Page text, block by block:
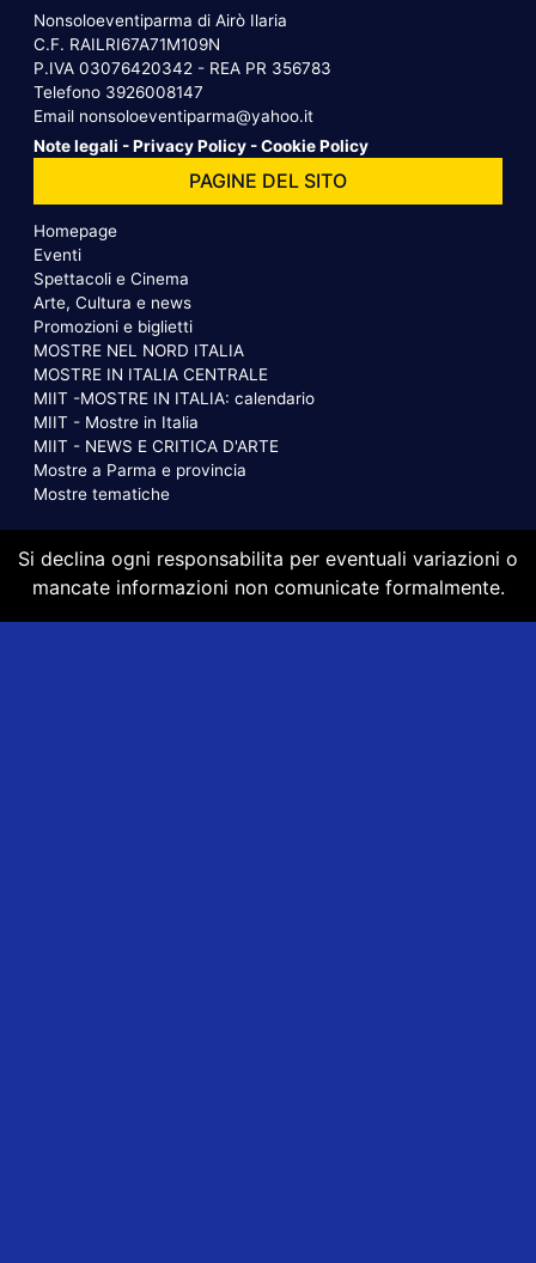
Nonsoloeventiparma di Airò Ilaria
C.F. RAILRI67A71M109N
P.IVA 03076420342 - REA PR 356783
Telefono 3926008147
Email nonsoloeventiparma@yahoo.it
Note legali -Privacy Policy -Cookie Policy
PAGINE DEL SITO
Homepage
Eventi
Spettacoli e Cinema
Arte, Cultura e news
Promozioni e biglietti
MOSTRE NEL NORD ITALIA
MOSTRE IN ITALIA CENTRALE
MIIT -MOSTRE IN ITALIA: calendario
MIIT - Mostre in Italia
MIIT - NEWS E CRITICA D'ARTE
Mostre a Parma e provincia
Mostre tematiche
Si declina ogni responsabilita per eventuali variazioni o
mancate informazioni non comunicate formalmente.